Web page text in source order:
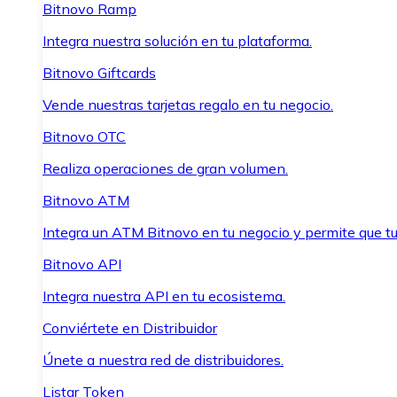
Bitnovo Ramp
Integra nuestra solución en tu plataforma.
Bitnovo Giftcards
Vende nuestras tarjetas regalo en tu negocio.
Bitnovo OTC
Realiza operaciones de gran volumen.
Bitnovo ATM
Integra un ATM Bitnovo en tu negocio y permite que
Bitnovo API
Integra nuestra API en tu ecosistema.
Conviértete en Distribuidor
Únete a nuestra red de distribuidores.
Listar Token